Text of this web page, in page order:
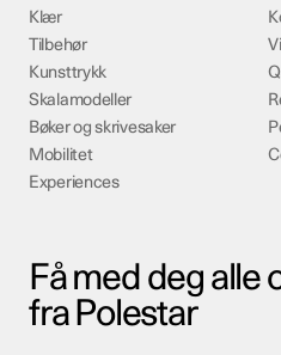
Klær
Tilbehør
Kunsttrykk
Skalamodeller
Bøker og skrivesaker
Mobilitet
Experiences
Få med deg
fra Polestar